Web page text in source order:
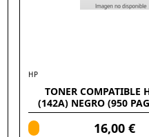
HP
TONER COMPATIBLE
(142A) NEGRO (950
16,00 €